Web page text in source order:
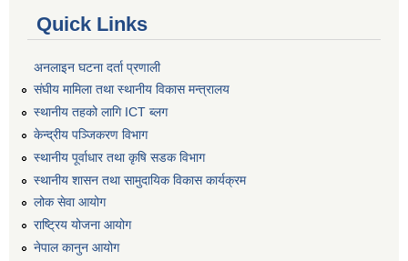
Quick Links
अनलाइन घटना दर्ता प्रणाली
संघीय मामिला तथा स्थानीय विकास मन्त्रालय
स्थानीय तहको लागि ICT ब्लग
केन्द्रीय पञ्जिकरण विभाग
स्थानीय पूर्वाधार तथा कृषि सडक विभाग
स्थानीय शासन तथा सामुदायिक विकास कार्यक्रम
लोक सेवा आयोग
राष्ट्रिय योजना आयोग
नेपाल कानुन आयोग